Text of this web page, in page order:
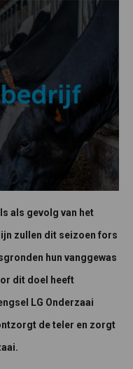
als gevolg van het
zullen dit seizoen fors
hun vanggewas
dit doel heeft
LG Onderzaai
de teler en zorgt